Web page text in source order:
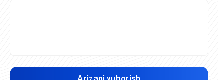
Arizani yuborish